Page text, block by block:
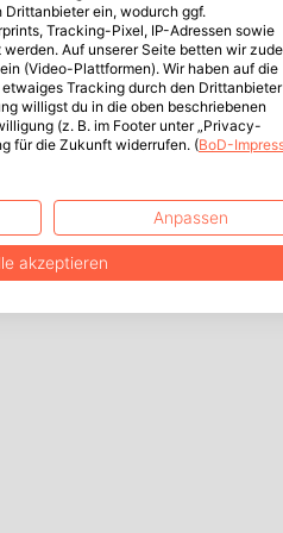
ein, wodurch ggf.
Tracking-Pixel, IP-Adressen sowie
Auf unserer Seite betten wir
(Video-Plattformen). Wir haben auf die
Tracking durch den Drittanbieter
willigst du in die oben beschriebenen
(z. B. im Footer unter „Privacy-
für die Zukunft widerrufen. (BoD-
Anpassen
akzeptieren